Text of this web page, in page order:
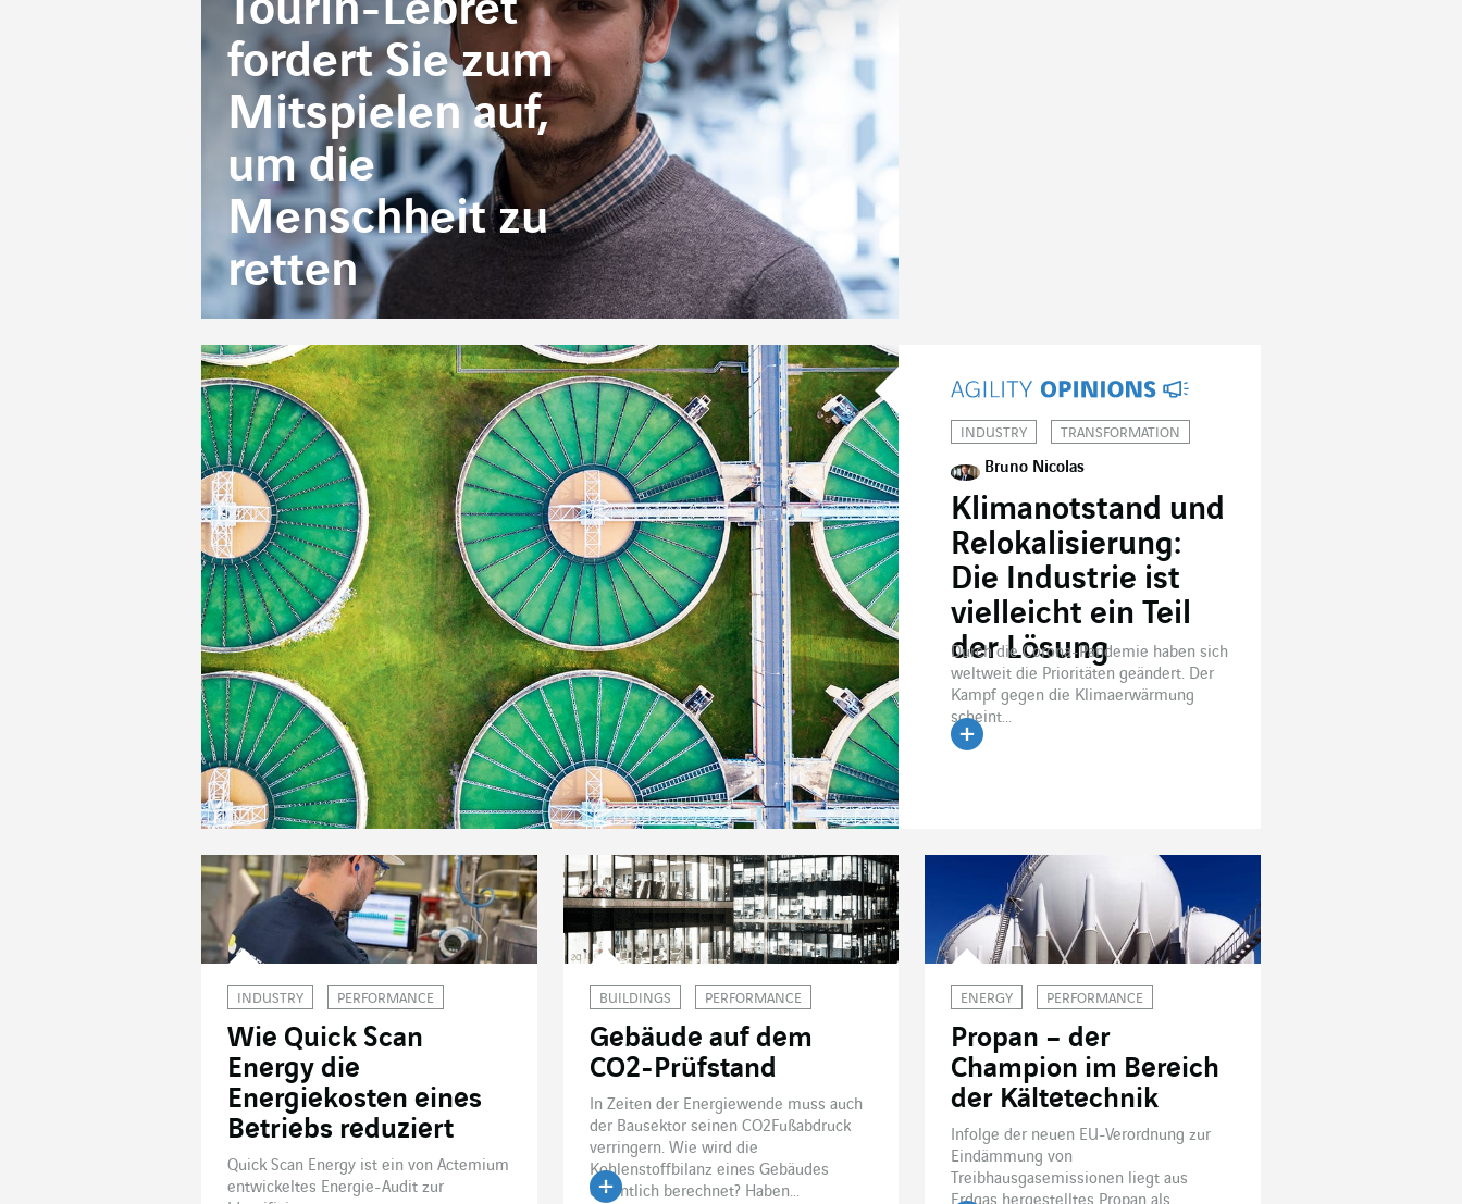
fordert Sie zum
Mitspielen auf,
um die
Menschheit zu
retten
INDUSTRY TRANSFORMATION
Bruno Nicolas
Klimanotstand und
Relokalisierung:
Die Industrie ist
vielleicht ein Teil
der Lösung
Durch die Corona-Pandemie haben sich
weltweit die Prioritäten geändert. Der
Kampf gegen die Klimaerwärmung
scheint...
INDUSTRY PERFORMANCE
Wie Quick Scan
Energy die
Energiekosten eines
Betriebs reduziert
Quick Scan Energy ist ein von Actemium
entwickeltes Energie-Audit zur
BUILDINGS PERFORMANCE
Gebäude auf dem
CO2-Prüfstand
In Zeiten der Energiewende muss auch
der Bausektor seinen CO2Fußabdruck
verringern. Wie wird die
Kohlenstoffbilanz eines Gebäudes
eigentlich berechnet? Haben...
ENERGY PERFORMANCE
Propan – der
Champion im Bereich
der Kältetechnik
Infolge der neuen EU-Verordnung zur
Eindämmung von
Treibhausgasemissionen liegt aus